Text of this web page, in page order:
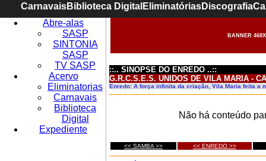
CarnavaisBiblioteca Digital EliminatóriasDiscografia
Abre-alas
SASP
SINTONIA
SASP
TV SASP
Acervo
Eliminatorias
Carnavais
Biblioteca
Digital
Expediente
BANNER
::.. SINOPSE DO ENREDO ..::
G.R.C.S.E.S. UNIDOS DE VILA MARIA -
Enredo: A força infinita da criação, Vila Maria feita a
Não há conteúdo
<< SAMBA >> << ENREDO >>